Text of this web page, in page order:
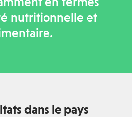
nutritionnelle et
dans le pays